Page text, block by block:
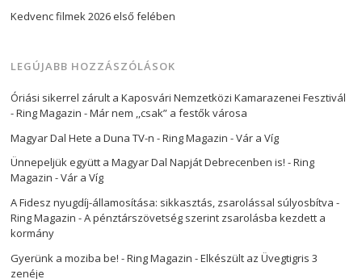
Kedvenc filmek 2026 első felében
LEGÚJABB HOZZÁSZÓLÁSOK
Óriási sikerrel zárult a Kaposvári Nemzetközi Kamarazenei Fesztivál
- Ring Magazin -Már nem ,,csak” a festők városa
Magyar Dal Hete a Duna TV-n - Ring Magazin -Vár a Víg
Ünnepeljük együtt a Magyar Dal Napját Debrecenben is! - Ring
Magazin -Vár a Víg
A Fidesz nyugdíj-államosítása: sikkasztás, zsarolással súlyosbítva -
Ring Magazin -A pénztárszövetség szerint zsarolásba kezdett a
kormány
Gyerünk a moziba be! - Ring Magazin -Elkészült az Üvegtigris 3
zenéje